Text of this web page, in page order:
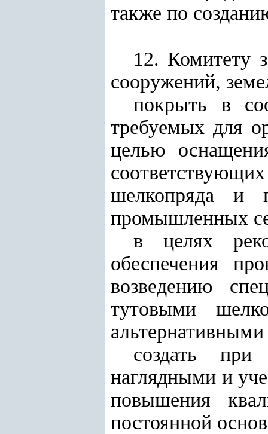
также по
12. Комитету
сооружений,
покрыть в
требуемых для
целью
шелкопряда и
промышленных
в целях
обеспечения
возведению
тутовыми
создать
наглядными и
повышения
постоянной